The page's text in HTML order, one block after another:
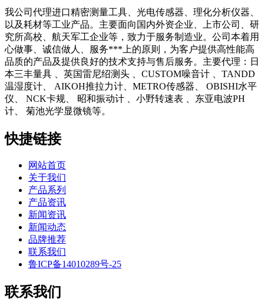
我公司代理进口精密测量工具、光电传感器、理化分析仪器、
以及耗材等工业产品。主要面向国内外资企业、上市公司、研
究所高校、航天军工企业等，致力于服务制造业。公司本着用
心做事、诚信做人、服务***上的原则，为客户提供高性能高
品质的产品及提供良好的技术支持与售后服务。主要代理：日
本三丰量具 、英国雷尼绍测头 、CUSTOM噪音计 、TANDD
温湿度计、 AIKOH推拉力计、METRO传感器、 OBISHI水平
仪、 NCK卡规、 昭和振动计 、小野转速表 、东亚电波PH
计、 菊池光学显微镜等。
快捷链接
网站首页
关于我们
产品系列
产品资讯
新闻资讯
新闻动态
品牌推荐
联系我们
鲁ICP备14010289号-25
联系我们